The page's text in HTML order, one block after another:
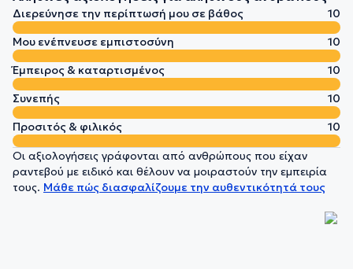
Διερεύνησε την περίπτωσή μου σε βάθος
10
Μου ενέπνευσε εμπιστοσύνη
10
Έμπειρος & καταρτισμένος
10
Συνεπής
10
Προσιτός & φιλικός
10
Οι αξιολογήσεις γράφονται από ανθρώπους που είχαν
ραντεβού με ειδικό και θέλουν να μοιραστούν την εμπειρία
τους. Μάθε πώς διασφαλίζουμε την αυθεντικότητά τους